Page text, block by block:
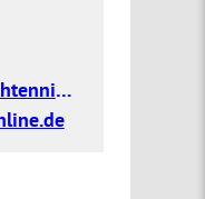
www.sv-affeln-tischtennis.de